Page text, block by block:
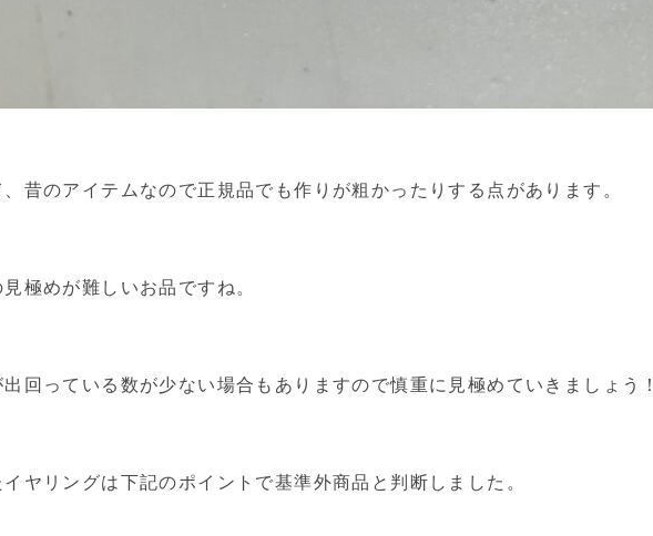
昔のアイテムなので正規品でも作りが粗かったりする点があります。
極めが難しいお品ですね。
回っている数が少ない場合もありますので慎重に見極めていきましょう！
ヤリングは下記のポイントで基準外商品と判断しました。